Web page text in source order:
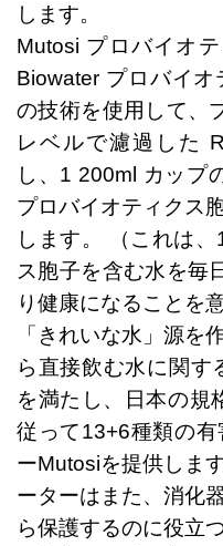
します。
Mutosi プロバイオ
Biowater プロバイ
の技術を使用して、
レベルで濾過した
し、1 200ml カップ
プロバイオティクス
します。 （これは
ス胞子を含む水を毎
り健康になることを
「きれいな水」源を
ら直接飲む水に関す
を満たし 、日本の規
従って13+6種類の
ーMutosiを提供しま
ーターはまた、消化
ら保護するのに役立